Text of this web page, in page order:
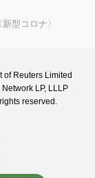
型コロナ〉
of Reuters Limited
LP, LLLP
reserved.